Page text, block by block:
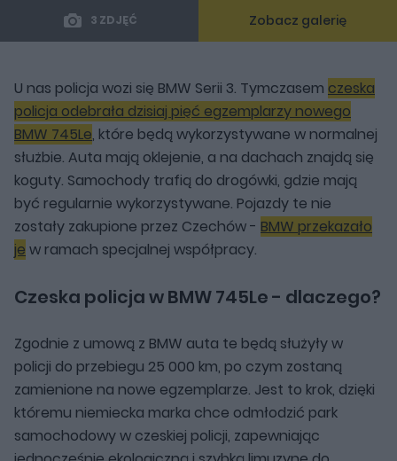
3 ZDJĘĆ Zobacz galerię
U nas policja wozi się BMW Serii 3. Tymczasem czeska
policja odebrała dzisiaj pięć egzemplarzy nowego
BMW 745Le, które będą wykorzystywane w normalnej
służbie. Auta mają oklejenie, a na dachach znajdą się
koguty. Samochody trafią do drogówki, gdzie mają
być regularnie wykorzystywane. Pojazdy te nie
zostały zakupione przez Czechów - BMW przekazało
je w ramach specjalnej współpracy.
Czeska policja w BMW 745Le - dlaczego?
Zgodnie z umową z BMW auta te będą służyły w
policji do przebiegu 25 000 km, po czym zostaną
zamienione na nowe egzemplarze. Jest to krok, dzięki
któremu niemiecka marka chce odmłodzić park
samochodowy w czeskiej policji, zapewniając